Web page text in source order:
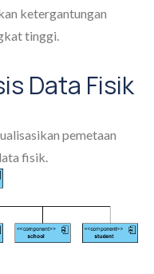
ketergantungan
tinggi.
Data Fisik
pemetaan
fisik.